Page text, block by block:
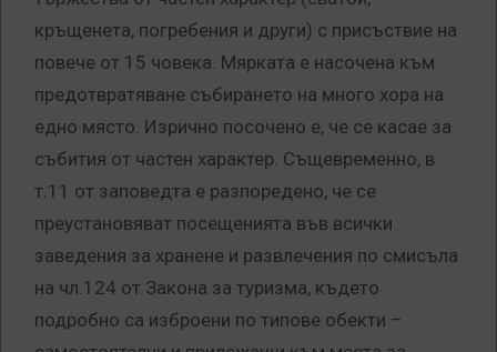
кръщенета, погребения и други) с присъствие на
повече от 15 човека. Мярката е насочена към
предотвратяване събирането на много хора на
едно място. Изрично посочено е, че се касае за
събития от частен характер. Същевременно, в
т.11 от заповедта е разпоредено, че се
преустановяват посещенията във всички
заведения за хранене и развлечения по смисъла
на чл.124 от Закона за туризма, където
подробно са изброени по типове обекти –